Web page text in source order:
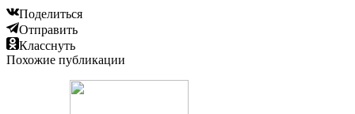
Поделиться
Отправить
Класснуть
Похожие публикации